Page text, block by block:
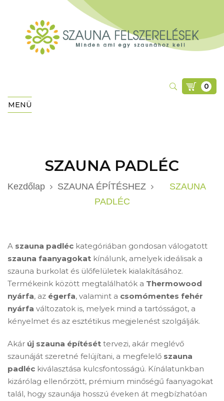
0
MENÜ
SZAUNA PADLÉC
Kezdőlap SZAUNA ÉPÍTÉSHEZ
SZAUNA
PADLÉC
A szauna padléc kategóriában gondosan válogatott
szauna faanyagokat kínálunk, amelyek ideálisak a
szauna burkolat és ülőfelületek kialakításához.
Termékeink között megtalálhatók a Thermowood
nyárfa, az égerfa, valamint a csomómentes fehér
nyárfa változatok is, melyek mind a tartósságot, a
kényelmet és az esztétikus megjelenést szolgálják.
Akár új szauna építését tervezi, akár meglévő
szaunáját szeretné felújítani, a megfelelő szauna
padléc kiválasztása kulcsfontosságú. Kínálatunkban
kizárólag ellenőrzött, prémium minőségű faanyagokat
talál, hogy szaunája hosszú éveken át megbízhatóan